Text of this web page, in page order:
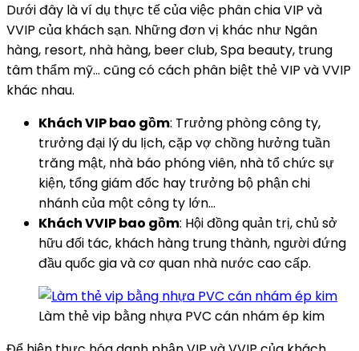
Dưới đây là ví dụ thực tế của việc phân chia VIP và
VVIP của khách sạn. Những đơn vị khác như Ngân
hàng, resort, nhà hàng, beer club, Spa beauty, trung
tâm thẩm mỹ… cũng có cách phân biệt thẻ VIP và VVIP
khác nhau.
Khách VIP bao gồm: Trưởng phòng công ty,
trưởng đại lý du lịch, cặp vợ chồng hưởng tuần
trăng mật, nhà báo phóng viên, nhà tổ chức sự
kiện, tổng giám đốc hay trưởng bộ phận chi
nhánh của một công ty lớn…
Khách VVIP bao gồm: Hội đồng quản trị, chủ sở
hữu đối tác, khách hàng trung thành, người đứng
đầu quốc gia và cơ quan nhà nước cao cấp.
Làm thẻ vip bằng nhựa PVC cán nhám ép kim